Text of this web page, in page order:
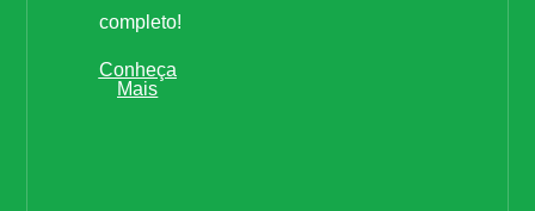
completo!
Conheça
Mais